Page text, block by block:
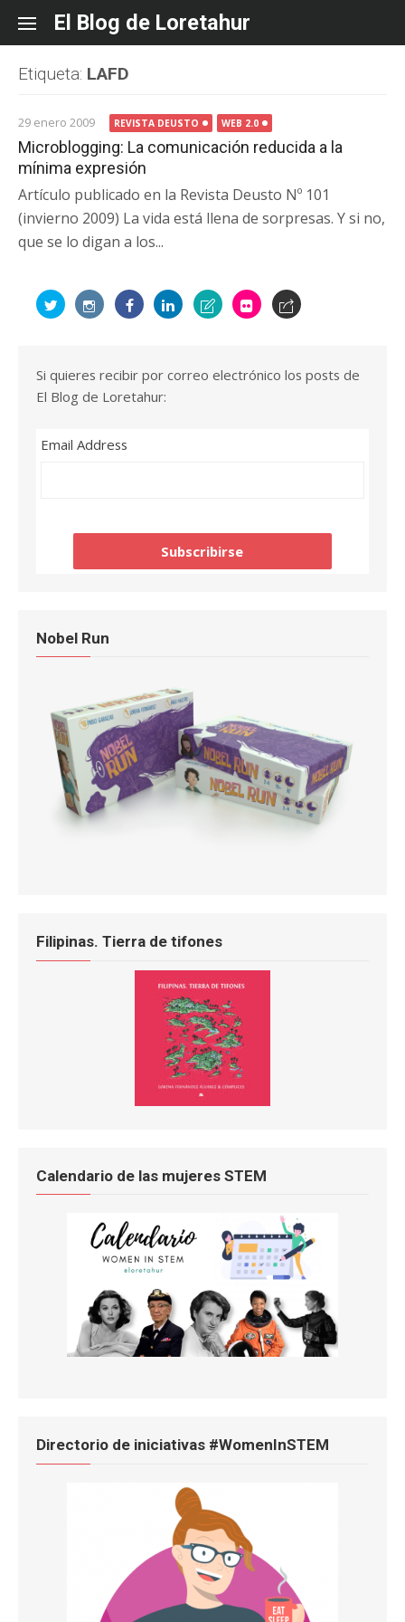
content
El Blog de Loretahur
Etiqueta: LAFD
29 enero 2009 REVISTA DEUSTO WEB 2.0
Microblogging: La comunicación reducida a la
mínima expresión
Artículo publicado en la Revista Deusto Nº 101
(invierno 2009) La vida está llena de sorpresas. Y si no,
que se lo digan a los...
Si quieres recibir por correo electrónico los posts de
El Blog de Loretahur:
Email Address
Nobel Run
Filipinas. Tierra de tifones
Calendario de las mujeres STEM
Directorio de iniciativas #WomenInSTEM